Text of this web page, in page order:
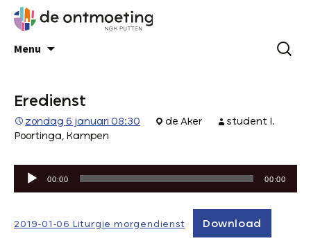
Menu
Eredienst
zondag 6 januari 08:30 de Aker
student I.
Poortinga, Kampen
Audiospeler
00:00 00:00
2019-01-06 Liturgie morgendienst Download